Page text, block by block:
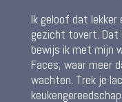
Ik geloof dat lekker
gezicht tovert.
bewijs ik met mijn
Faces, waar meer
wachten. Trek je